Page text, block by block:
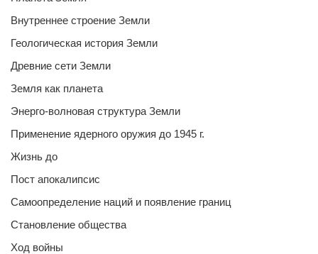
Внутреннее строение Земли
Геологическая история Земли
Древние сети Земли
Земля как планета
Энерго-волновая структура Земли
Применение ядерного оружия до 1945 г.
Жизнь до
Пост апокалипсис
Самоопределение наций и появление границ
Становление общества
Ход войны